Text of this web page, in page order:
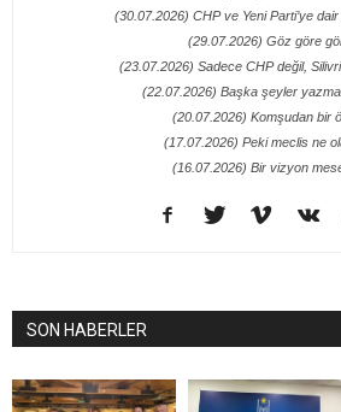
(30.07.2026) CHP ve Yeni Parti’ye
(29.07.2026) Göz göre
(23.07.2026) Sadece CHP değil,
(22.07.2026) Başka şeyler
(20.07.2026) Komşudan bir
(17.07.2026) Peki meclis ne
(16.07.2026) Bir vizyon
SON HABERLER